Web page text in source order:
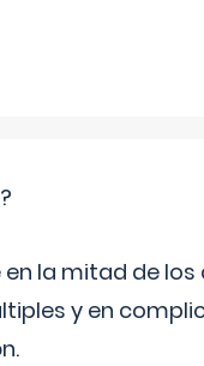
la mitad de los
y en